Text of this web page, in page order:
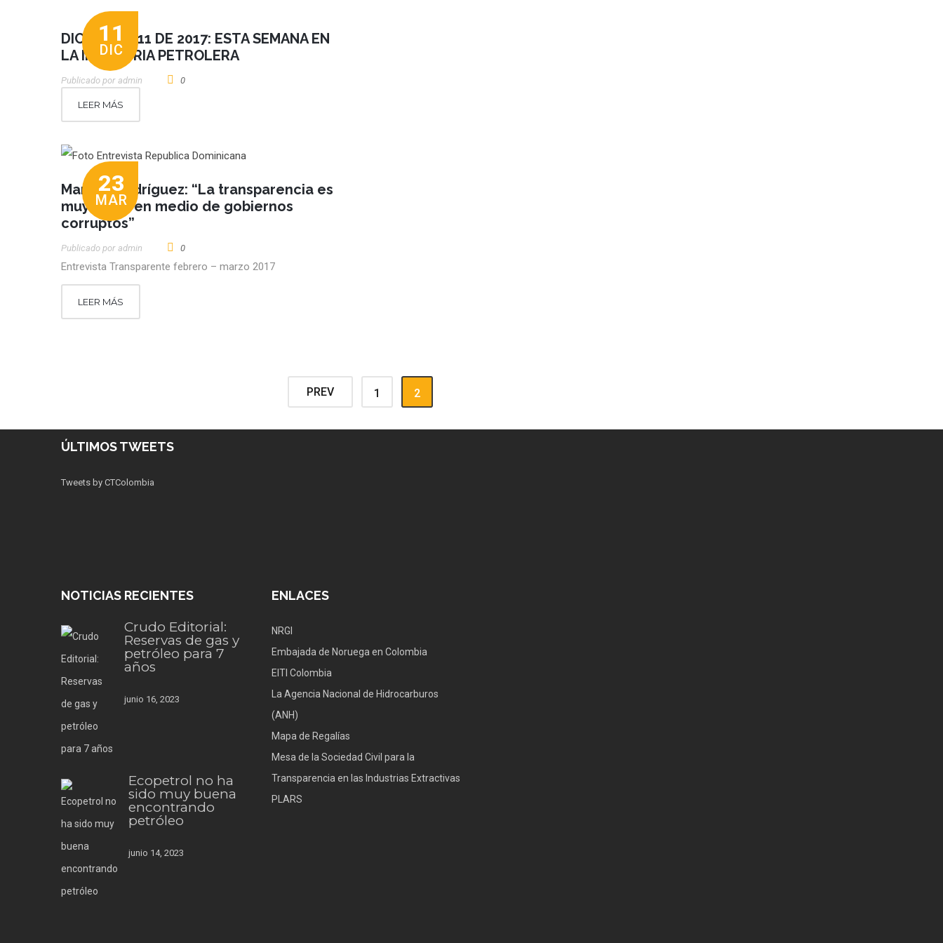
11
DIC
DICIEMBRE 11 DE 2017: ESTA SEMANA EN
LA INDUSTRIA PETROLERA
Publicado por Admin 0
LEER MÁS
23
MAR
Maritza Rodríguez: “La transparencia es
muy difícil en medio de gobiernos
corruptos”
Publicado por Admin 0
Entrevista Transparente febrero – marzo 2017
LEER MÁS
PREV 1 2
ÚLTIMOS TWEETS
Tweets by CTColombia
NOTICIAS RECIENTES
Crudo Editorial:
Reservas de gas y
petróleo para 7
años
junio 16, 2023
Ecopetrol no ha
sido muy buena
encontrando
petróleo
junio 14, 2023
ENLACES
NRGI
Embajada de Noruega en Colombia
EITI Colombia
La Agencia Nacional de Hidrocarburos
(ANH)
Mapa de Regalías
Mesa de la Sociedad Civil para la
Transparencia en las Industrias Extractivas
PLARS